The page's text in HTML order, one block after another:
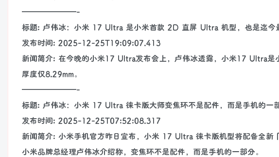
———————-
标题: 卢伟冰：小米 17 Ultra 是小米首款 2D 直屏 Ultra 机型，也是迄今
发布时间: 2025-12-25T19:09:07.413
新闻简介: 在今晚的小米17 Ultra发布会上，卢伟冰透露，小米17 Ultra是
厚度仅8.29mm。
———————-
标题: 卢伟冰：小米 17 Ultra 徕卡版大师变焦环不是配件，而是手机的一
发布时间: 2025-12-25T07:52:08.317
新闻简介: 小米手机官方昨日宣布，小米 17 Ultra 徕卡版机型将配备全新
小米品牌总经理卢伟冰介绍称，变焦环不是配件，而是手机的一部分。